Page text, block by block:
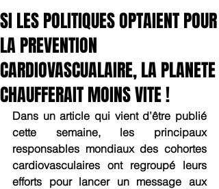
SI LES POLITIQUES OPTAIENT POUR
LA PREVENTION
CARDIOVASCUALAIRE, LA PLANETE
CHAUFFERAIT MOINS VITE !
Dans un article qui vient d’être publié
cette semaine, les principaux
responsables mondiaux des cohortes
cardiovasculaires ont regroupé leurs
efforts pour lancer un message aux